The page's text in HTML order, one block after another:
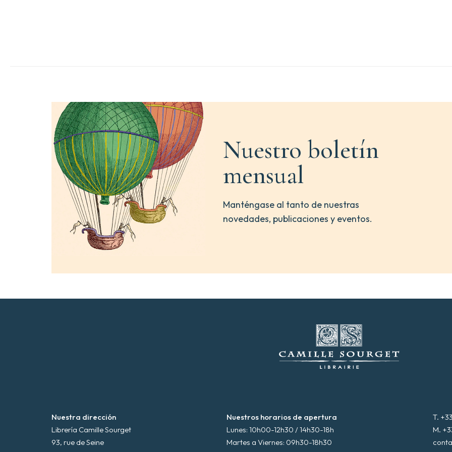
Nuestro boletín
mensual
Manténgase al tanto de nuestras
novedades, publicaciones y eventos.
Nuestra dirección
Librería Camille Sourget
93, rue de Seine
Nuestros horarios de apertura
Lunes: 10h00-12h30 / 14h30-18h
Martes a Viernes: 09h30-18h30
T.
M.